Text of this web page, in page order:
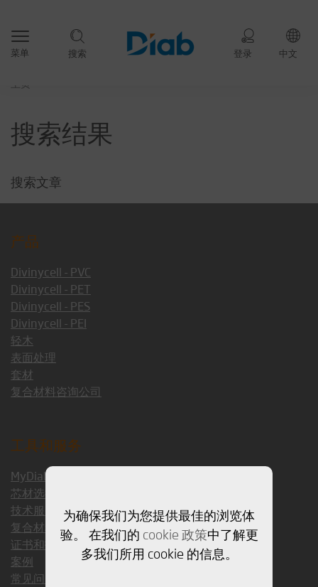
菜单 搜索 登录 中文
主页
搜索结果
搜索文章
产品
Divinycell - PVC
Divinycell - PET
Divinycell - PES
Divinycell - PEI
轻木
表面处理
套材
复合材料咨询公司
工具和服务
MyDiab
芯材选择指南 1.5
技术服务
复合材料咨询公司
证书和技术参数
案例
常见问题解答
为确保我们为您提供最佳的浏览体
验。 在我们的 cookie 政策中了解更
多我们所用 cookie 的信息。